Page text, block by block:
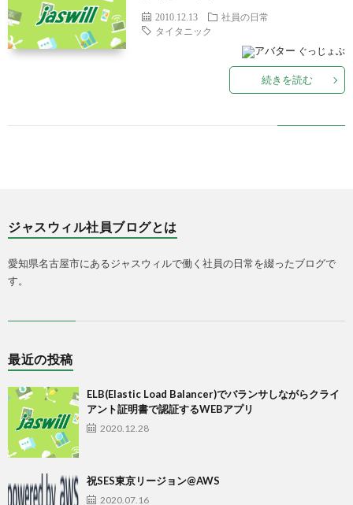
2010.12.13
社員の日常
タイタニック
ぐっじょぶ
続きを読む
ジャスウィル社員ブログとは
愛知県名古屋市にあるジャスウィルで働く社員の日常を綴ったブログで
す。
最近の投稿
ELB(Elastic Load Balancer)でバランサしながらクライ
アント証明書で認証するWEBアプリ
2020.12.28
祝SES東京リージョン@AWS
2020.07.16